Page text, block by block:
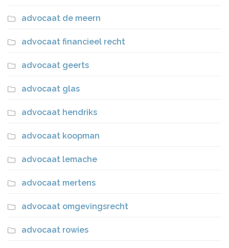
advocaat de meern
advocaat financieel recht
advocaat geerts
advocaat glas
advocaat hendriks
advocaat koopman
advocaat lemache
advocaat mertens
advocaat omgevingsrecht
advocaat rowies